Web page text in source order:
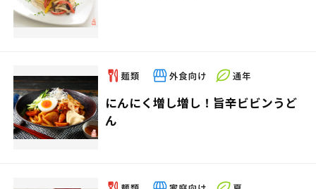
にんにく増し増し！旨辛ビビンうど
ん